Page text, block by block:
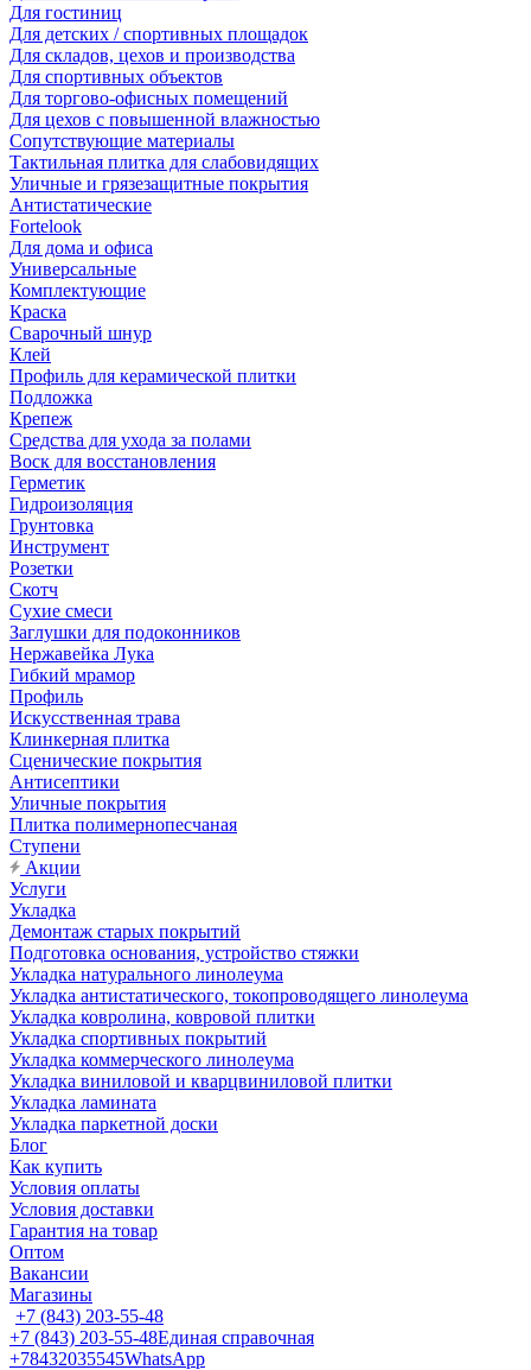
Для гостиниц
Для детских / спортивных площадок
Для складов, цехов и производства
Для спортивных объектов
Для торгово-офисных помещений
Для цехов с повышенной влажностью
Сопутствующие материалы
Тактильная плитка для слабовидящих
Уличные и грязезащитные покрытия
Антистатические
Fortelook
Для дома и офиса
Универсальные
Комплектующие
Краска
Сварочный шнур
Клей
Профиль для керамической плитки
Подложка
Крепеж
Средства для ухода за полами
Воск для восстановления
Герметик
Гидроизоляция
Грунтовка
Инструмент
Розетки
Скотч
Сухие смеси
Заглушки для подоконников
Нержавейка Лука
Гибкий мрамор
Профиль
Искусственная трава
Клинкерная плитка
Сценические покрытия
Антисептики
Уличные покрытия
Плитка полимернопесчаная
Ступени
Акции
Услуги
Укладка
Демонтаж старых покрытий
Подготовка основания, устройство стяжки
Укладка натурального линолеума
Укладка антистатического, токопроводящего линолеума
Укладка ковролина, ковровой плитки
Укладка спортивных покрытий
Укладка коммерческого линолеума
Укладка виниловой и кварцвиниловой плитки
Укладка ламината
Укладка паркетной доски
Блог
Как купить
Условия оплаты
Условия доставки
Гарантия на товар
Оптом
Вакансии
Магазины
+7 (843) 203-55-48
+7 (843) 203-55-48Единая справочная
+78432035545WhatsApp